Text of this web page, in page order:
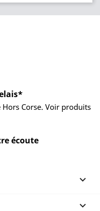
Corse. Voir produits
écoute

